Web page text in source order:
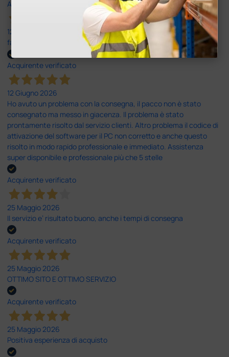
Acquirente verificato
12 Giugno 2026
facilità di acquisto e puntualità
Acquirente verificato
12 Giugno 2026
Ho avuto un problema con la consegna, il pacco non è stato
consegnato ma messo in giacenza. Il problema è stato
prontamente risolto dal servizio clienti. Altro problema il codice di
attivazione del software per il PC non corretto e anche questo
risolto in modo rapido professionale e immediato. Assistenza
super disponibile e professionale più che 5 stelle
Acquirente verificato
25 Maggio 2026
Il servizio e’ risultato buono, anche i tempi di consegna
Acquirente verificato
25 Maggio 2026
OTTIMO SITO E OTTIMO SERVIZIO
Acquirente verificato
25 Maggio 2026
Positiva esperienza di acquisto